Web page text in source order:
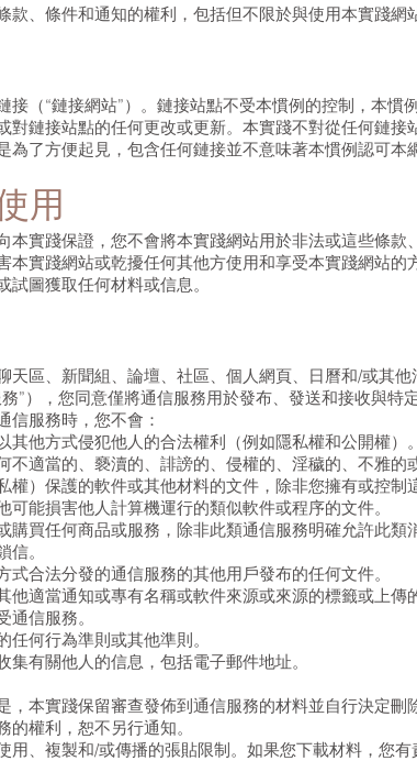
、條件和通知的權利，包括但不限於與使用本實踐網
接（“鏈接網站”）。鏈接站點不受本慣例的控制，本慣
對鏈接站點的任何更改或更新。本實踐不對從任何鏈
為了方便起見，包含任何鏈接並不意味著本慣例認可本
用
本實踐保證，您不會將本實踐網站用於非法或這些條
本實踐網站或乾擾任何其他方使用和享受本實踐網站
圖獲取任何材料或信息。
天區、新聞組、論壇、社區、個人網頁、日曆和/或其
”），您同意僅將通信服務用於發布、發送和接收與特
信服務時，您不會：
他方式侵犯他人的合法權利（例如隱私權和公開權）。
適當的、褻瀆的、誹謗的、侵權的、淫穢的、不雅的
）保護的軟件或其他材料的文件，除非您擁有或控制
能損害他人計算機運行的類似軟件或程序的文件。
買任何商品或服務，除非此類通信服務明確允許此類
。
合法分發的通信服務的其他用戶發布的任何文件。
適當通知或專有名稱或軟件來源或來源的標籤或上傳
信服務。
何行為準則或其他準則。
有關他人的信息，包括電子郵件地址。
，本實踐保留審查發佈到通信服務的材料並自行決定
權利，恕不另行通知。
、複製和/或傳播的張貼限制。如果您下載材料，您有